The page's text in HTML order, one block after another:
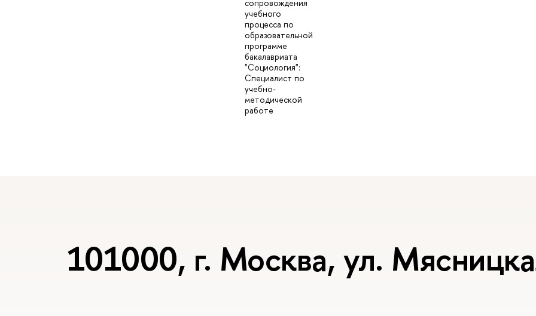
сопровождения
учебного
процесса по
образовательной
программе
бакалавриата
"Социология":
Специалист по
учебно-
методической
работе
101000, г. Москва, ул.